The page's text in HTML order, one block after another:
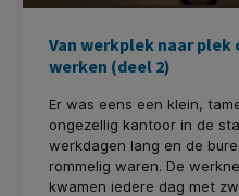
Van werkplek naar plek
werken (deel 2)
Er was eens een klein,
ongezellig kantoor in de
werkdagen lang en de
rommelig waren. De
kwamen iedere dag met